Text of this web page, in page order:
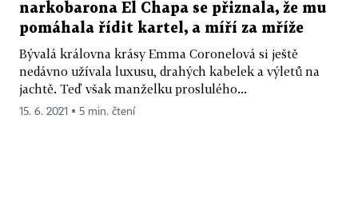
narkobarona El Chapa se přiznala, že mu
pomáhala řídit kartel, a míří za mříže
Bývalá královna krásy Emma Coronelová si ještě
nedávno užívala luxusu, drahých kabelek a výletů na
jachtě. Teď však manželku proslulého...
15. 6. 2021 ▪ 5 min. čtení